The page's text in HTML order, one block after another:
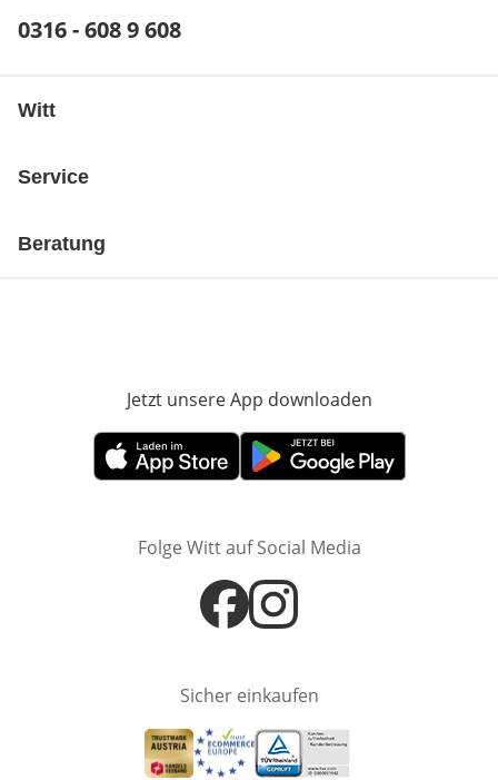
Telefonnummer:
0316 - 608 9 608
Witt
Service
Beratung
Jetzt unsere App downloaden
Öffnet in neuem FensterÖffnet in neuem Fenster
Folge Witt auf Social Media
Öffnet in neuem Fenster
Öffnet in neuem Fenster
Sicher einkaufen